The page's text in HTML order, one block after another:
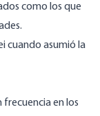
como los que
cuando asumió la
frecuencia en los